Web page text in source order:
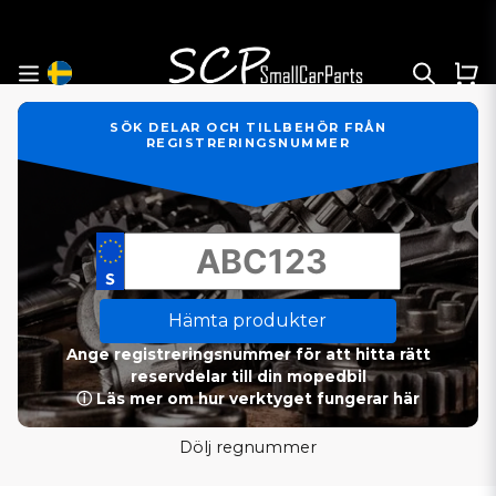
SÖK DELAR OCH TILLBEHÖR FRÅN
REGISTRERINGSNUMMER
Hämta produkter
Ange registreringsnummer för att hitta rätt
reservdelar till din mopedbil
ⓘ Läs mer om hur verktyget fungerar här
Dölj regnummer